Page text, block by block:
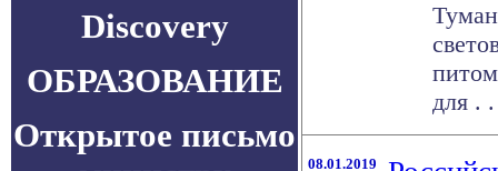
Discovery
ОБРАЗОВАНИЕ
Открытое письмо
для .
08.01.2019